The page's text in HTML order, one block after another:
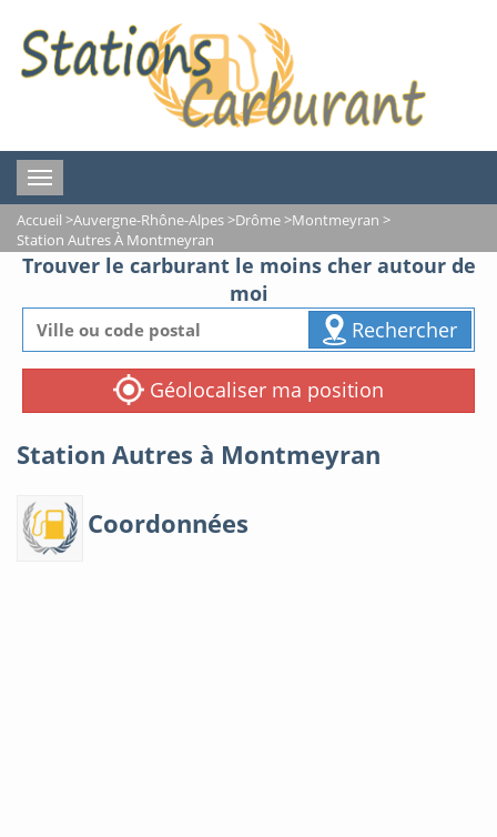
Toggle
navigation
Accueil >Auvergne-Rhône-Alpes>Drôme>Montmeyran >
Station Autres À Montmeyran
Trouver le carburant le moins cher autour de
moi
Rechercher
Géolocaliser ma position
Station Autres à Montmeyran
Coordonnées